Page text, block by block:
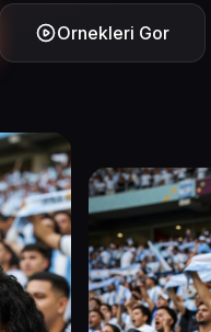
Ornekleri Gor